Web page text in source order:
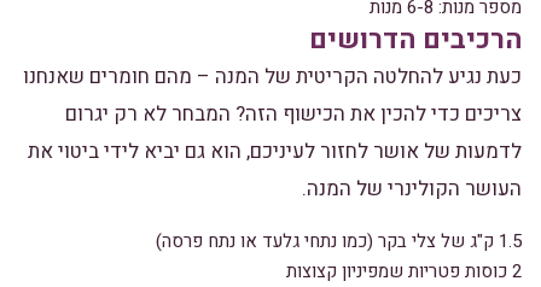
מספר מנות: 6-8 מנות
הרכיבים הדרושים
כעת נגיע להחלטה הקריטית של המנה – מהם חומרים שאנחנו
צריכים כדי להכין את הכישוף הזה? המבחר לא רק יגרום
לדמעות של אושר לחזור לעיניכם, הוא גם יביא לידי ביטוי את
העושר הקולינרי של המנה.
1.5 ק"ג של צלי בקר (כמו נתחי גלעד או נתח פרסה)
2 כוסות פטריות שמפיניון קצוצות